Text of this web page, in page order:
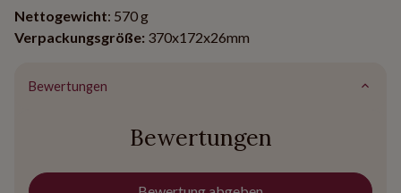
Nettogewicht: 570 g
Verpackungsgröße: 370x172x26mm
Bewertungen
Bewertungen